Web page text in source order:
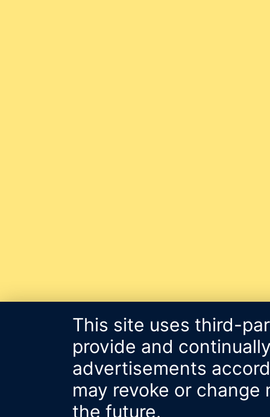
This site uses third-
provide and
advertisements
may revoke or
the future.